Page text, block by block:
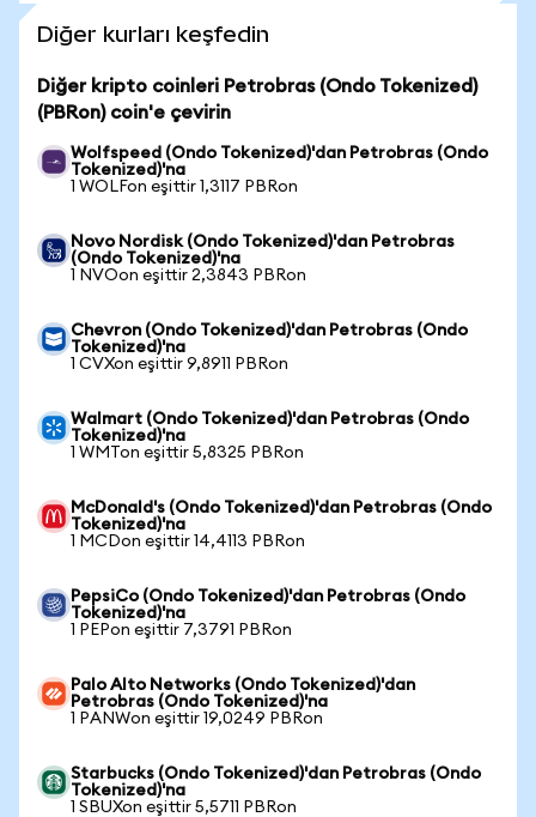
Diğer kurları keşfedin
Diğer kripto coinleri Petrobras (Ondo Tokenized)
(PBRon) coin'e çevirin
Wolfspeed (Ondo Tokenized)'dan Petrobras (Ondo
Tokenized)'na
1 WOLFon eşittir 1,3117 PBRon
Novo Nordisk (Ondo Tokenized)'dan Petrobras
(Ondo Tokenized)'na
1 NVOon eşittir 2,3843 PBRon
Chevron (Ondo Tokenized)'dan Petrobras (Ondo
Tokenized)'na
1 CVXon eşittir 9,8911 PBRon
Walmart (Ondo Tokenized)'dan Petrobras (Ondo
Tokenized)'na
1 WMTon eşittir 5,8325 PBRon
McDonald's (Ondo Tokenized)'dan Petrobras (Ondo
Tokenized)'na
1 MCDon eşittir 14,4113 PBRon
PepsiCo (Ondo Tokenized)'dan Petrobras (Ondo
Tokenized)'na
1 PEPon eşittir 7,3791 PBRon
Palo Alto Networks (Ondo Tokenized)'dan
Petrobras (Ondo Tokenized)'na
1 PANWon eşittir 19,0249 PBRon
Starbucks (Ondo Tokenized)'dan Petrobras (Ondo
Tokenized)'na
1 SBUXon eşittir 5,5711 PBRon